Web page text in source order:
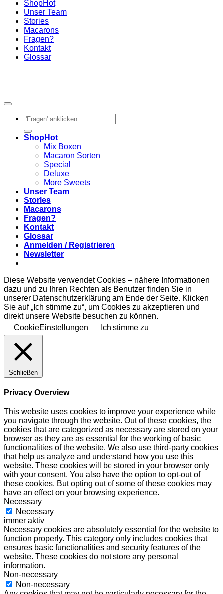
Shop
Unser Team
Stories
Macarons
Fragen?
Kontakt
Glossar
Suchen
nach:
Shop
Mix Boxen
Macaron Sorten
Special
Deluxe
More Sweets
Unser Team
Stories
Macarons
Fragen?
Kontakt
Glossar
Anmelden / Registrieren
Newsletter
Diese Website verwendet Cookies – nähere Informationen
dazu und zu Ihren Rechten als Benutzer finden Sie in
unserer Datenschutzerklärung am Ende der Seite. Klicken
Sie auf „Ich stimme zu“, um Cookies zu akzeptieren und
direkt unsere Website besuchen zu können.
CookieEinstellungen
Ich stimme zu
Schließen
Privacy Overview
This website uses cookies to improve your experience while
you navigate through the website. Out of these cookies, the
cookies that are categorized as necessary are stored on your
browser as they are as essential for the working of basic
functionalities of the website. We also use third-party cookies
that help us analyze and understand how you use this
website. These cookies will be stored in your browser only
with your consent. You also have the option to opt-out of
these cookies. But opting out of some of these cookies may
have an effect on your browsing experience.
Necessary
Necessary
immer aktiv
Necessary cookies are absolutely essential for the website to
function properly. This category only includes cookies that
ensures basic functionalities and security features of the
website. These cookies do not store any personal
information.
Non-necessary
Non-necessary